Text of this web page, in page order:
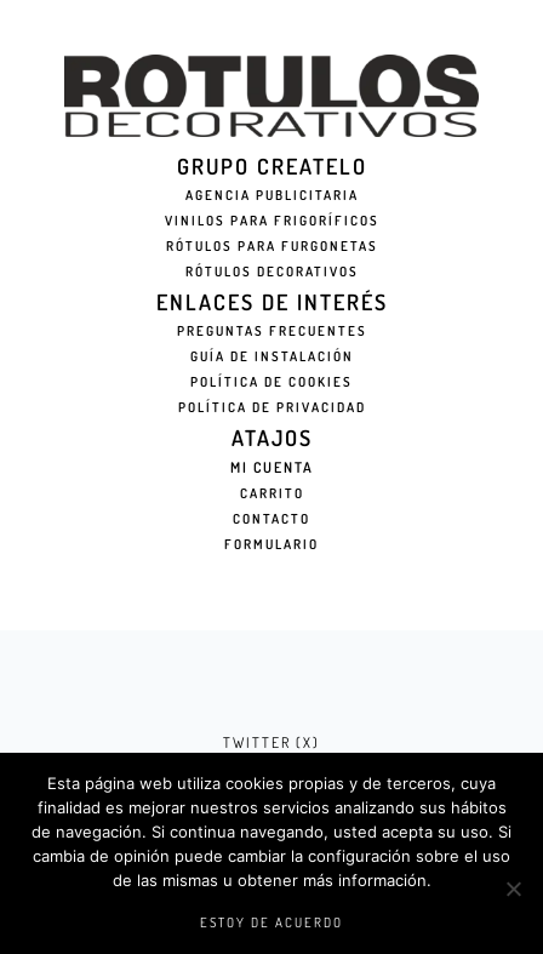
GRUPO CREATELO
AGENCIA PUBLICITARIA
VINILOS PARA FRIGORÍFICOS
RÓTULOS PARA FURGONETAS
RÓTULOS DECORATIVOS
ENLACES DE INTERÉS
PREGUNTAS FRECUENTES
GUÍA DE INSTALACIÓN
POLÍTICA DE COOKIES
POLÍTICA DE PRIVACIDAD
ATAJOS
MI CUENTA
CARRITO
CONTACTO
FORMULARIO
TWITTER (X)
FACEBOOK (META)
INSTAGRAM
Rotulosdecorativos.com © 2024. Diseño &
Codigos porCreatelo.com.es
Esta página web utiliza cookies propias y de terceros, cuya
finalidad es mejorar nuestros servicios analizando sus hábitos
de navegación. Si continua navegando, usted acepta su uso. Si
cambia de opinión puede cambiar la configuración sobre el uso
de las mismas u obtener más información.
ESTOY DE ACUERDO